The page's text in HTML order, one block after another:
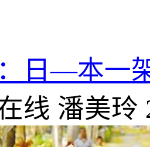
日—本一
线 潘美玲